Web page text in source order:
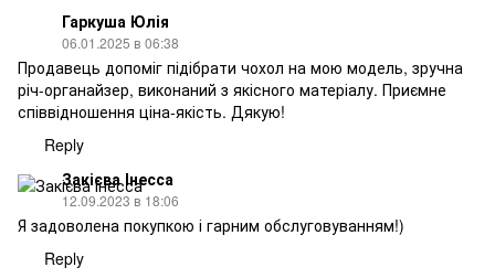
Гаркуша Юлія
06.01.2025 в 06:38
Продавець допоміг підібрати чохол на мою модель, зручна
річ-органайзер, виконаний з якісного матеріалу. Приємне
співвідношення ціна-якість. Дякую!
Reply
Закієва Інесса
12.09.2023 в 18:06
Я задоволена покупкою і гарним обслуговуванням!)
Reply